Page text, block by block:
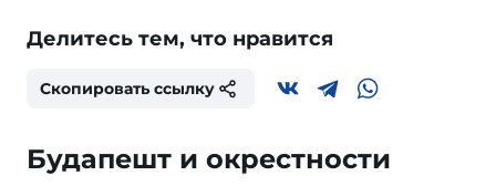
Делитесь тем, что нравится
Скопировать ссылку
Будапешт и окрестности